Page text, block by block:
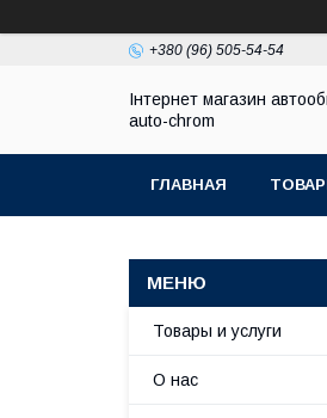
+380 (96) 505-54-54
Інтернет магазин
auto-chrom
ГЛАВНАЯ
Товары и услуги
О нас